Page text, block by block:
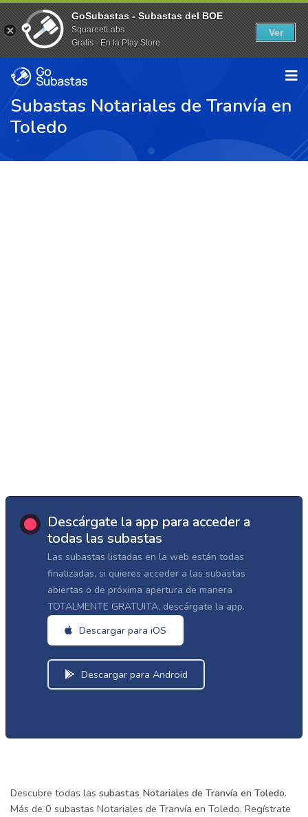
Subastas Notariales de Tranvía en
Toledo
Descárgate la app para acceder a
todas las subastas
Las subastas listadas en la web están todas
finalizadas, si quieres acceder a las subastas
abiertas o de próxima apertura de manera
TOTALMENTE GRATUITA, descárgate la app.
Descargar para iOS
Descargar para Android
Descubre todas las subastas Notariales de Tranvía en Toledo.
Más de 0 subastas Notariales de Tranvía en Toledo. Regístrate
GoSubastas - Subastas del BOE
SquareetLabs
Gratis - En la Play Store
Ver